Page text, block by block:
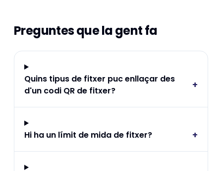
Preguntes que la gent fa
Quins tipus de fitxer puc enllaçar des
d'un codi QR de fitxer?
+
Hi ha un límit de mida de fitxer? +